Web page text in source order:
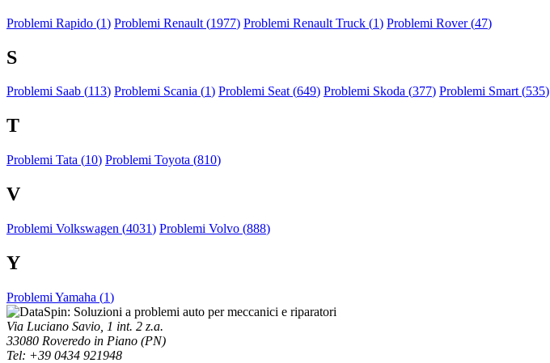
Problemi Rapido (1) Problemi Renault (1977) Problemi Renault Truck (1) Problemi Rover (47)
S
Problemi Saab (113) Problemi Scania (1) Problemi Seat (649) Problemi Skoda (377) Problemi Smart (535)
T
Problemi Tata (10) Problemi Toyota (810)
V
Problemi Volkswagen (4031) Problemi Volvo (888)
Y
Problemi Yamaha (1)
Via Luciano Savio, 1 int. 2 z.a.
33080 Roveredo in Piano (PN)
Tel: +39 0434 921948